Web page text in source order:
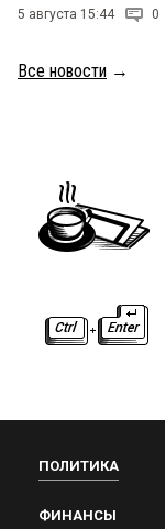
5 августа 15:44 0
Все новости →
ПОЛИТИКА
ФИНАНСЫ